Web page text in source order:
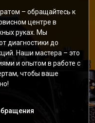
– обращайтесь к
центре в
руках. Мы
диагностики до
Наши мастера – это
и опытом в работе с
чтобы ваше